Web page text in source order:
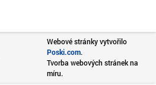
Webové stránky vytvořilo
Poski.com.
Tvorba webových stránek na
míru.